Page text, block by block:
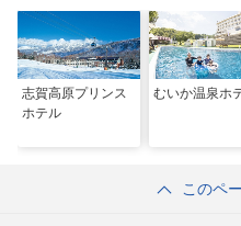
志賀高原プリンス
ホテル
むいか温泉ホ
このペ